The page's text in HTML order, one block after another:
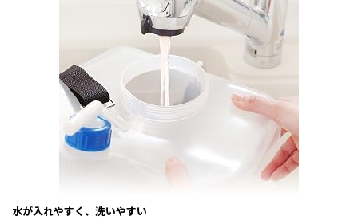
水が入れやすく、洗いやすい